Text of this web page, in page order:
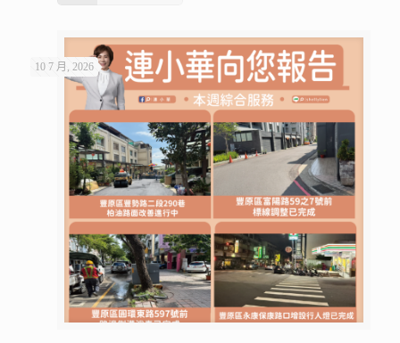
10 7 月, 2026